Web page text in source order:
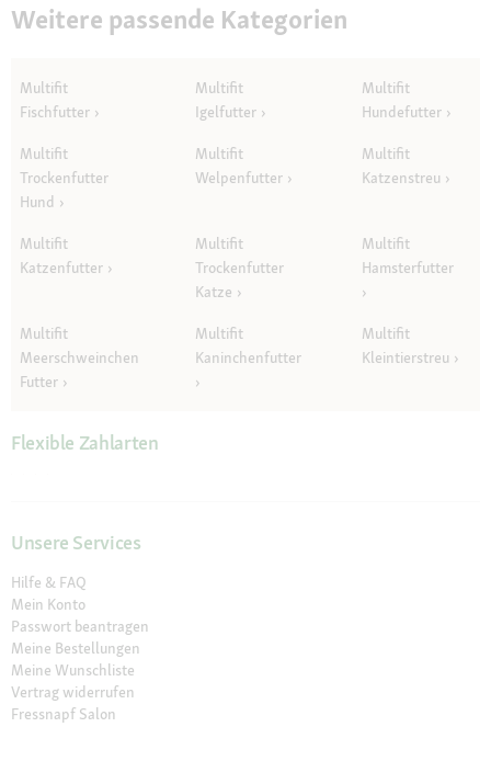
Weitere passende Kategorien
Multifit
Fischfutter
Multifit
Igelfutter
Multifit
Hundefutter
Multifit
Trockenfutter
Hund
Multifit
Welpenfutter
Multifit
Katzenstreu
Multifit
Katzenfutter
Multifit
Trockenfutter
Katze
Multifit
Hamsterfutter
Multifit
Meerschweinchen
Futter
Multifit
Kaninchenfutter
Multifit
Kleintierstreu
Flexible Zahlarten
Unsere Services
Hilfe & FAQ
Mein Konto
Passwort beantragen
Meine Bestellungen
Meine Wunschliste
Vertrag widerrufen
Fressnapf Salon